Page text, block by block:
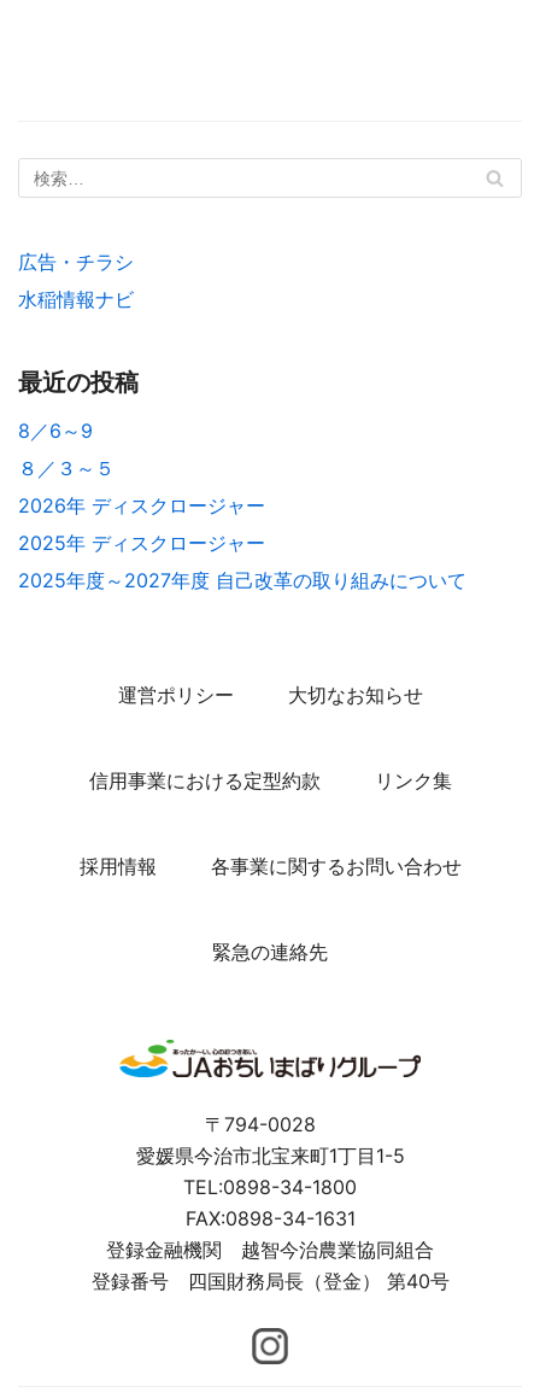
広告・チラシ
水稲情報ナビ
最近の投稿
8／6～9
８／３～５
2026年 ディスクロージャー
2025年 ディスクロージャー
2025年度～2027年度 自己改革の取り組みについて
運営ポリシー 大切なお知らせ
信用事業における定型約款 リンク集
採用情報 各事業に関するお問い合わせ
緊急の連絡先
〒794-0028
愛媛県今治市北宝来町1丁目1-5
TEL:0898-34-1800
FAX:0898-34-1631
登録金融機関 越智今治農業協同組合
登録番号 四国財務局長（登金） 第40号